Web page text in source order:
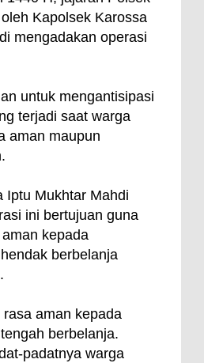
Kapolsek Karossa
mengadakan operasi
untuk mengantisipasi
terjadi saat warga
aman maupun
Iptu Mukhtar Mahdi
ini bertujuan guna
kepada
berbelanja
aman kepada
berbelanja.
padatnya warga